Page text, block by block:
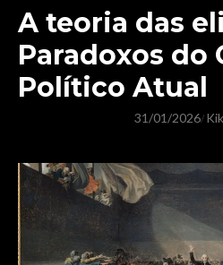
A teoria das
Paradoxos do
Político Atual
31/01/2026/